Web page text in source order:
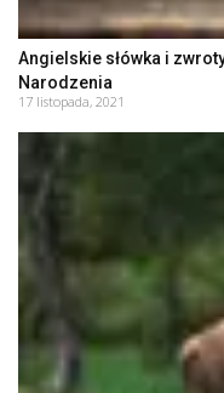
Angielskie słówka i
Narodzenia
17 listopada, 2021